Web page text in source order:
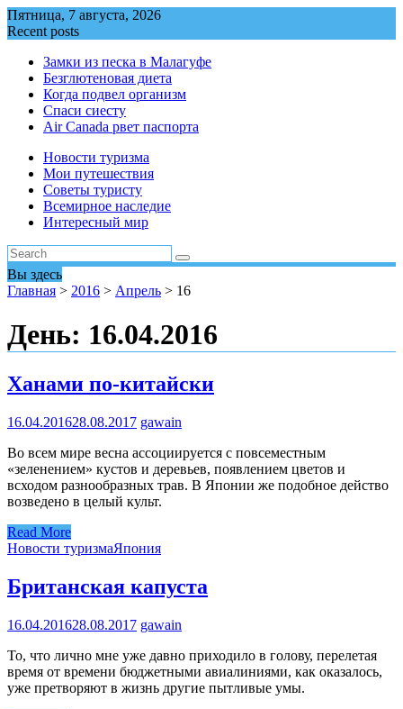
Перейти
к
Пятница, 7 августа, 2026
Recent posts
Замки из песка в Малагуфе
Безглютеновая диета
Когда подвел организм
Спаси сиесту
Air Canada рвет паспорта
Новости туризма
Мои путешествия
Советы туристу
Всемирное наследие
Интересный мир
Вы здесь
Главная > 2016 > Апрель > 16
День: 16.04.2016
Ханами по-китайски
16.04.201628.08.2017 gawain
Во всем мире весна ассоциируется с повсеместным
«зеленением» кустов и деревьев, появлением цветов и
всходом разнообразных трав. В Японии же подобное действо
возведено в целый культ.
Read More
Новости туризмаЯпония
Британская капуста
16.04.201628.08.2017 gawain
То, что лично мне уже давно приходило в голову, перелетая
время от времени бюджетными авиалиниями, как оказалось,
уже претворяют в жизнь другие пытливые умы.